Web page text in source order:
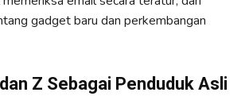
gadget baru dan perkembangan
Z Sebagai Penduduk Asli